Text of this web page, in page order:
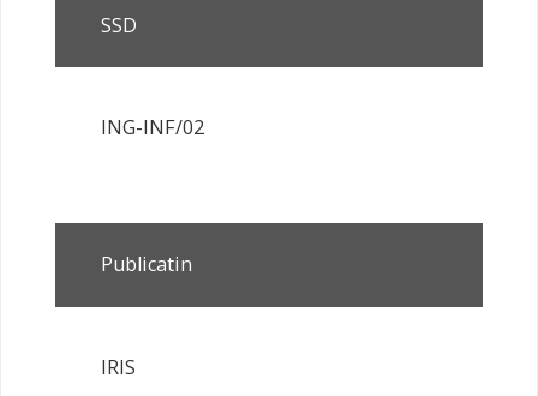
SSD
ING-INF/02
Publicatin
IRIS